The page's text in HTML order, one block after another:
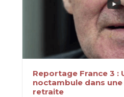
Reportage France 3 :
noctambule dans
retraite